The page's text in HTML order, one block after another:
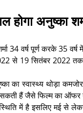
होगा अनुष्का
34 वर्ष पूर्ण करके 35
से 19 सितंबर 2022 तक
का स्वास्थ्य थोड़ा
हैं जैसे फिल्म का ऑफर
में है इसलिए मई से